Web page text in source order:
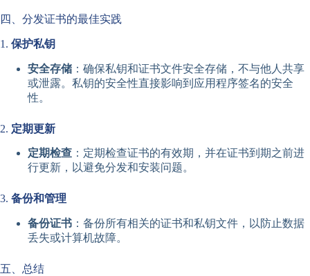
四、分发证书的最佳实践
1. 保护私钥
安全存储 ：确保私钥和证书文件安全存储，不与他人共享
或泄露。私钥的安全性直接影响到应用程序签名的安全
性。
2. 定期更新
定期检查 ：定期检查证书的有效期，并在证书到期之前进
行更新，以避免分发和安装问题。
3. 备份和管理
备份证书 ：备份所有相关的证书和私钥文件，以防止数据
丢失或计算机故障。
五、总结